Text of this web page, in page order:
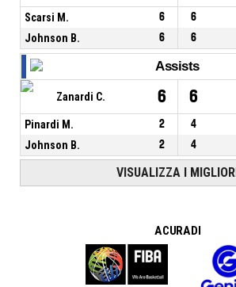
Scarsi M. 6 6
Johnson B.
6 6
Assists
Zanardi C. 6 6
Pinardi M. 2 4
Johnson B.
2 4
VISUALIZZA I MIGLIORI
A CURA DI